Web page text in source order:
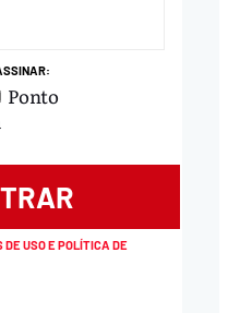
Ponto
DE USO E POLÍTICA DE